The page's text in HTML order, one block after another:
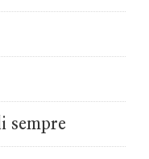
sempre